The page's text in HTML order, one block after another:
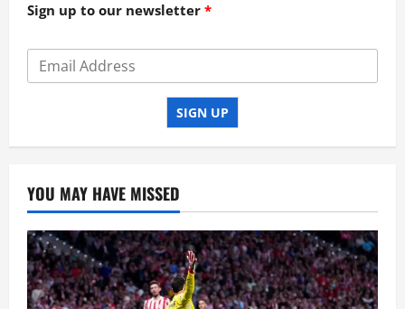
Sign up to our newsletter
SIGN UP
YOU MAY HAVE MISSED